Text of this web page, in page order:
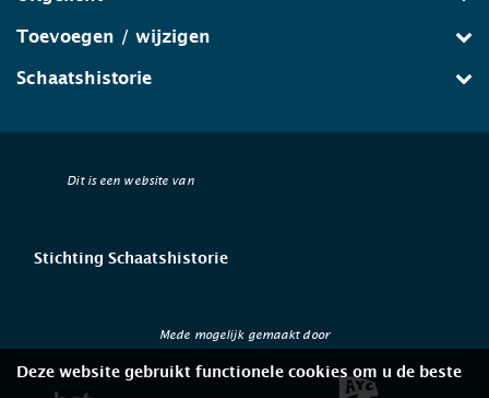
Toevoegen / wijzigen
Schaatshistorie
Dit is een website van
Stichting Schaatshistorie
Mede mogelijk gemaakt door
Deze website gebruikt functionele cookies om u de beste